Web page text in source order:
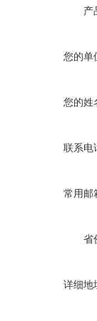
产
您的单
您的姓
联系电
常用邮
省
详细地